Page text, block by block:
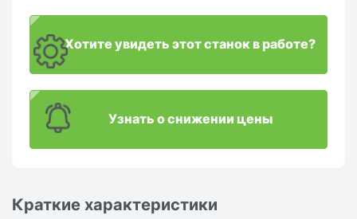
Краткие характеристики
Хотите увидеть этот станок в работе?
Узнать о снижении цены